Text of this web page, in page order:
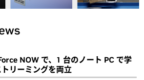
NOW で、1 台のノート PC で学
リーミングを両立